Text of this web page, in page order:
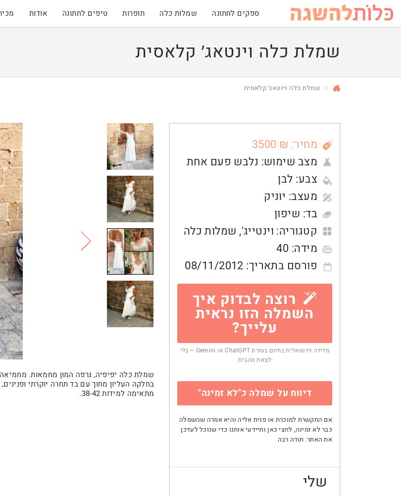
ספקים לחתונה שמלות כלה תופרות טיפים לחתונה אודות
שמלת כלה וינטאג׳ קלאסית
שמלת כלה וינטאג׳ קלאסית
מחיר: ₪ 3500
מצב שימוש: נלבש פעם אחת
צבע: לבן
מעצב: יוניק
בד: שיפון
קטגוריה: וינטייג', שמלות כלה
מידה: 40
פורסם בתאריך: 08/11/2012
רוצה לבדוק איך
השמלה הזו נראית
עלייך?
מדידה וירטואלית בחינם בעזרת ChatGPT או Gemini — בלי
לצאת מהבית
דיווח על שמלה כ"לא זמינה"
אם התקשרת למוכרת או פנית אליה והיא אמרה שהשמלה
כבר לא זמינה, לחצי כאן ותיידעי אותנו כדי שנוכל לעדכן
את האתר. תודה רבה
שלי
שמלת כלה יפיפיה, גרפה המון מחמאות. מחמיאה
בחלקה העליון מחוך עם בד תחרה יוקרתי
מתאימה למידות 38-42.